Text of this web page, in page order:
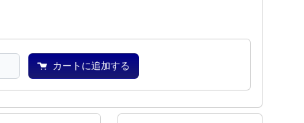
カートに追加する